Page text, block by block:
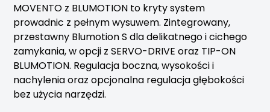
MOVENTO z BLUMOTION to kryty system
prowadnic z pełnym wysuwem. Zintegrowany,
przestawny Blumotion S dla delikatnego i cichego
zamykania, w opcji z SERVO-DRIVE oraz TIP-ON
BLUMOTION. Regulacja boczna, wysokości i
nachylenia oraz opcjonalna regulacja głębokości
bez użycia narzędzi.